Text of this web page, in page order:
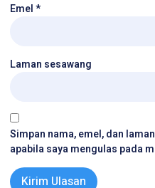
Emel*
Laman sesawang
Simpan nama, emel, dan
apabila saya mengulas pada